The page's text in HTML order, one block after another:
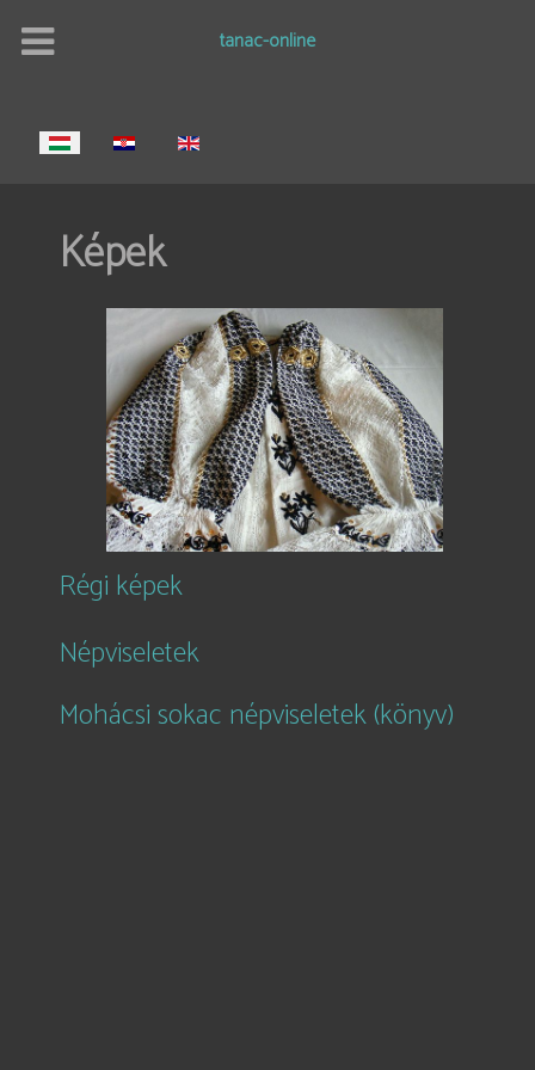
tanac-online
Válasszon nyelvet
Képek
Régi képek
Népviseletek
Mohácsi sokac népviseletek (könyv)